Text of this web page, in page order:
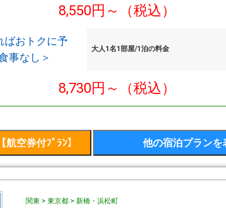
8,550円～（税込）
ばおトクに予
事なし＞
大人1名1部屋/1泊の料金
8,730円～（税込）
関東 > 東京都 > 新橋・浜松町